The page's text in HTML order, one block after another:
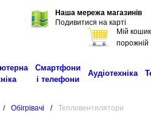
Наша мережа магазинів
Подивитися на карті
Мій кошик
порожній
Смартфони
і телефони
Аудіотехніка
/ Обігрівачі / Тепловентилятори